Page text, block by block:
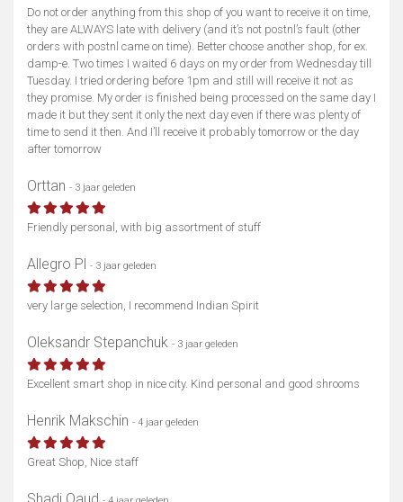
Do not order anything from this shop of you want to receive it on time,
they are ALWAYS late with delivery (and it’s not postnl’s fault (other
orders with postnl came on time). Better choose another shop, for ex.
damp-e. Two times I waited 6 days on my order from Wednesday till
Tuesday. I tried ordering before 1pm and still will receive it not as
they promise. My order is finished being processed on the same day I
made it but they sent it only the next day even if there was plenty of
time to send it then. And I’ll receive it probably tomorrow or the day
after tomorrow
Orttan - 3 jaar geleden
Friendly personal, with big assortment of stuff
Allegro Pl - 3 jaar geleden
very large selection, I recommend Indian Spirit
Oleksandr Stepanchuk - 3 jaar geleden
Excellent smart shop in nice city. Kind personal and good shrooms
Henrik Makschin - 4 jaar geleden
Great Shop, Nice staff